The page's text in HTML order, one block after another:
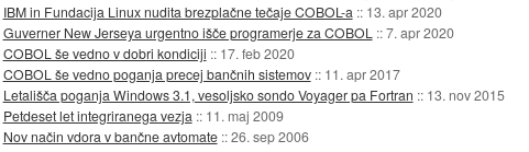
IBM in Fundacija Linux nudita brezplačne tečaje COBOL-a :: 13. apr 2020
Guverner New Jerseya urgentno išče programerje za COBOL ::7. apr 2020
COBOL še vedno v dobri kondiciji :: 17. feb 2020
COBOL še vedno poganja precej bančnih sistemov :: 11. apr 2017
Letališča poganja Windows 3.1, vesoljsko sondo Voyager pa Fortran :: 13. nov 2015
Petdeset let integriranega vezja :: 11. maj 2009
Nov način vdora v bančne avtomate ::26. sep 2006